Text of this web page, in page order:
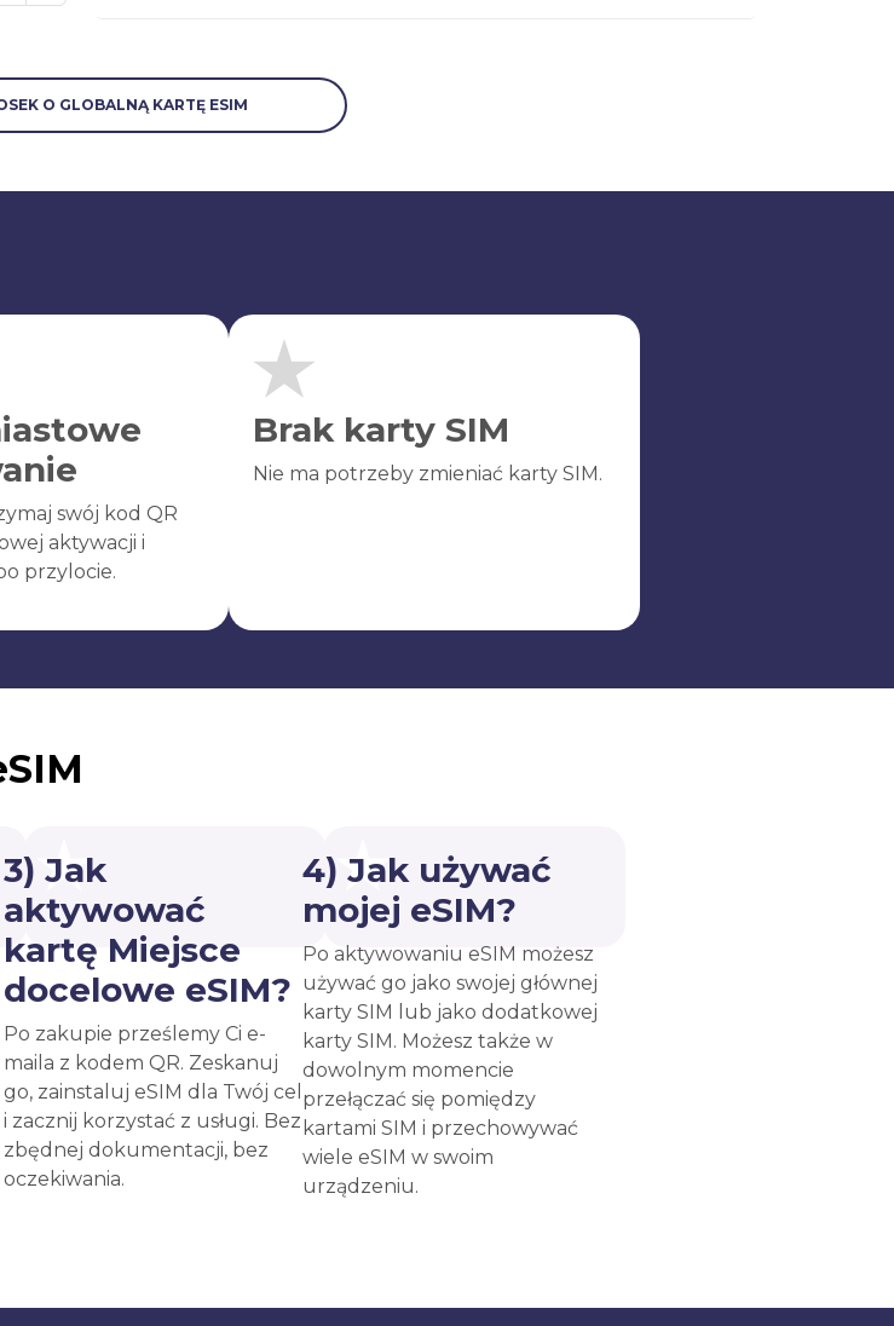
O GLOBALNĄ KARTĘ ESIM
swój kod QR
aktywacji i
przylocie.
Brak karty SIM
Nie ma potrzeby zmieniać karty SIM.
3) Jak
aktywować
kartę Miejsce
docelowe eSIM?
Po zakupie prześlemy Ci e-
maila z kodem QR. Zeskanuj
go, zainstaluj eSIM dla Twój cel
i zacznij korzystać z usługi. Bez
zbędnej dokumentacji, bez
oczekiwania.
4) Jak używać
mojej eSIM?
Po aktywowaniu eSIM możesz
używać go jako swojej głównej
karty SIM lub jako dodatkowej
karty SIM. Możesz także w
dowolnym momencie
przełączać się pomiędzy
kartami SIM i przechowywać
wiele eSIM w swoim
urządzeniu.